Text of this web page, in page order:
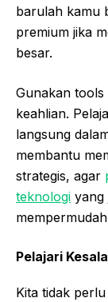
barulah kamu
premium jika
besar.
Gunakan
keahlian.
langsung
membantu
strategis, agar
teknologi yang
Pelajari
Kita tidak